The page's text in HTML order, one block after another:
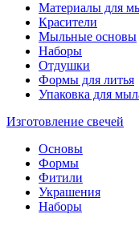
Материалы для
Красители
Мыльные основы
Наборы
Отдушки
Формы для литья
Упаковка для
Изготовление свечей
Основы
Формы
Фитили
Украшения
Наборы